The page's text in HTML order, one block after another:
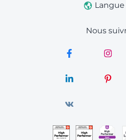
Langue
Nous